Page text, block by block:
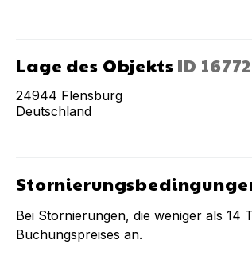
Lage des Objekts ID 16772
24944 Flensburg
Deutschland
Bei Stornierungen, die weniger als 14
Buchungspreises an.